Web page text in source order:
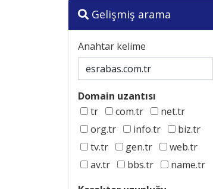
Gelişmiş arama
Anahtar kelime
Domain uzantısı
tr
com.tr
net.tr
org.tr
info.tr
biz.tr
tv.tr
gen.tr
web.tr
av.tr
bbs.tr
name.tr